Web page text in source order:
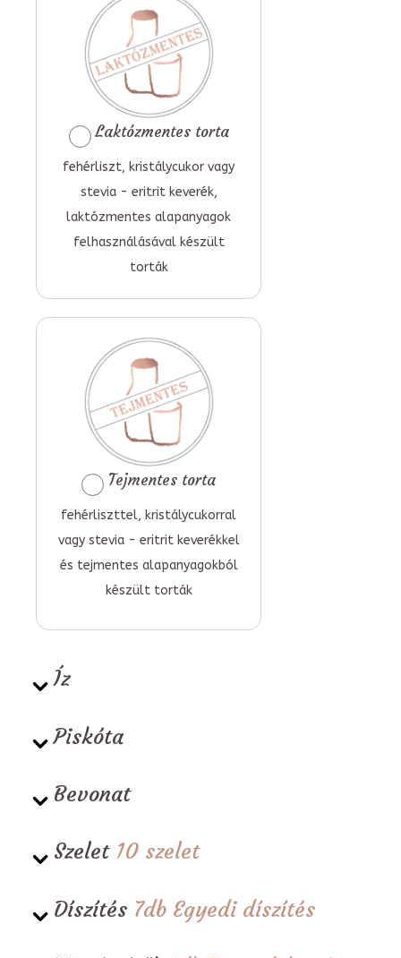
Laktózmentes torta
fehérliszt, kristálycukor vagy
stevia - eritrit keverék,
laktózmentes alapanyagok
felhasználásával készült
torták
Tejmentes torta
fehérliszttel, kristálycukorral
vagy stevia - eritrit keverékkel
és tejmentes alapanyagokból
készült torták
Íz
Piskóta
Bevonat
Szelet 10 szelet
Díszítés 7db Egyedi díszítés